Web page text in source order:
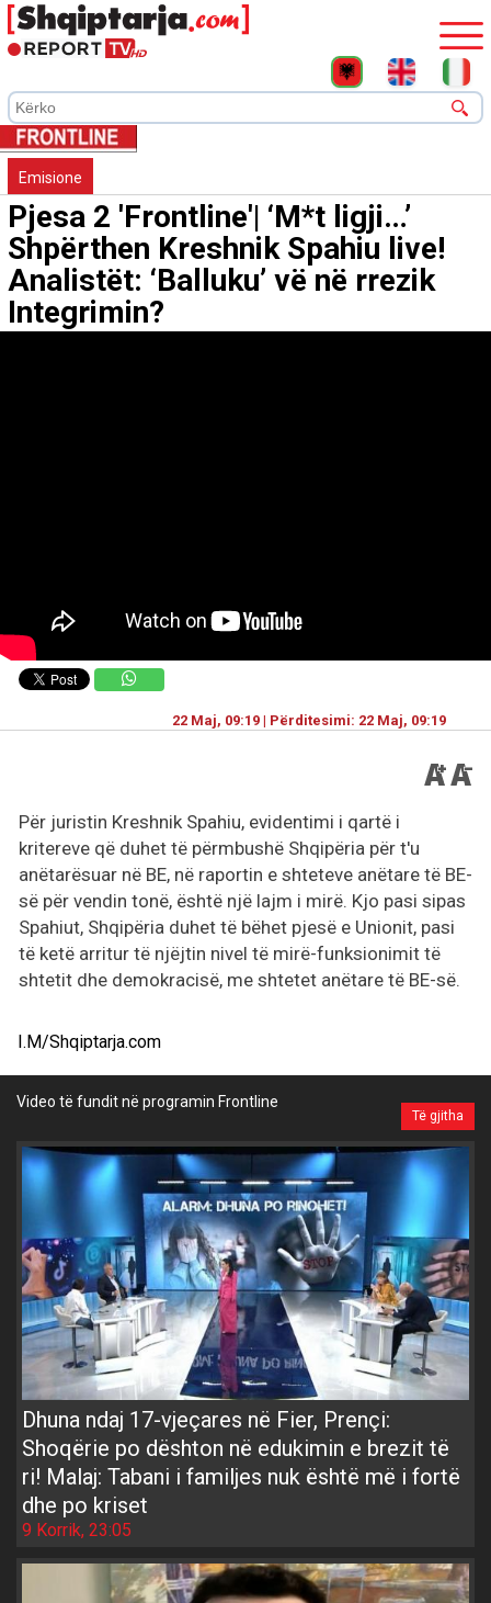
Emisione
Pjesa 2 'Frontline'| ‘M*t ligji…’
Shpërthen Kreshnik Spahiu live!
Analistët: ‘Balluku’ vë në rrezik
Integrimin?
22 Maj, 09:19 | Përditesimi: 22 Maj, 09:19
Për juristin Kreshnik Spahiu, evidentimi i qartë i
kritereve që duhet të përmbushë Shqipëria për t'u
anëtarësuar në BE, në raportin e shteteve anëtare të BE-
së për vendin tonë, është një lajm i mirë. Kjo pasi sipas
Spahiut, Shqipëria duhet të bëhet pjesë e Unionit, pasi
të ketë arritur të njëjtin nivel të mirë-funksionimit të
shtetit dhe demokracisë, me shtetet anëtare të BE-së.
I.M/Shqiptarja.com
Video të fundit në programin Frontline
Të gjitha
Dhuna ndaj 17-vjeçares në Fier, Prençi:
Shoqërie po dështon në edukimin e brezit të
ri! Malaj: Tabani i familjes nuk është më i fortë
dhe po kriset
9 Korrik, 23:05